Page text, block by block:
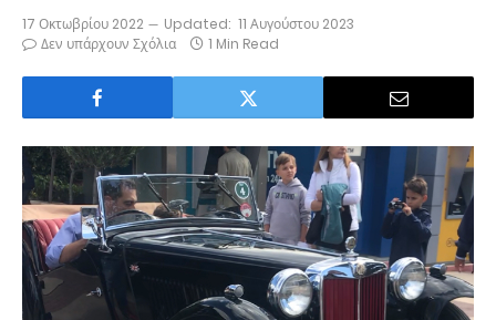
17 Οκτωβρίου 2022 Updated: 11 Αυγούστου 2023
Δεν υπάρχουν Σχόλια
1 Min Read